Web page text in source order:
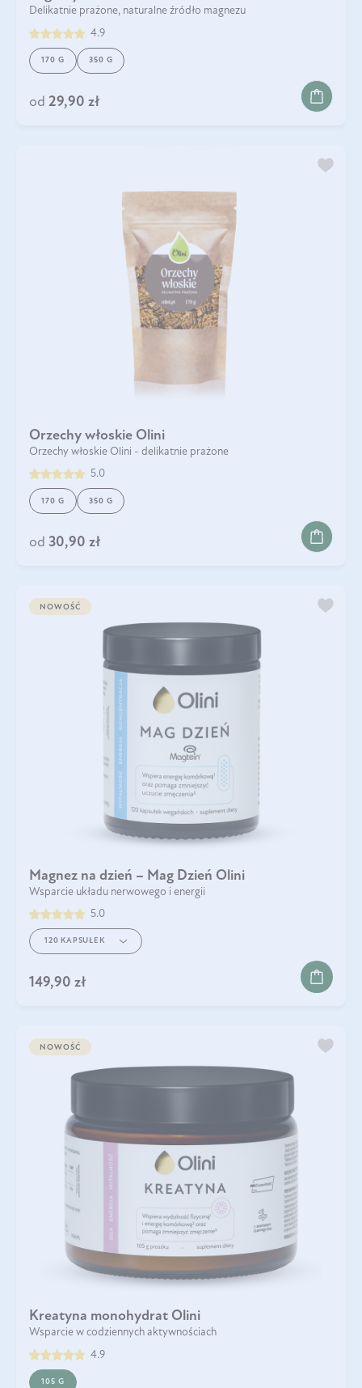
Delikatnie prażone, naturalne źródło magnezu
4.9
170 G 350 G
od 29,90 zł
Orzechy włoskie Olini
Orzechy włoskie Olini - delikatnie prażone
5.0
170 G 350 G
od 30,90 zł
NOWOŚĆ
Magnez na dzień – Mag Dzień Olini
Wsparcie układu nerwowego i energii
5.0
120 KAPSUŁEK
149,90 zł
NOWOŚĆ
Kreatyna monohydrat Olini
Wsparcie w codziennych aktywnościach
4.9
105 G